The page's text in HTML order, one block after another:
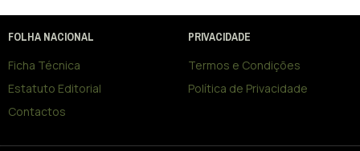
FOLHA NACIONAL
Ficha Técnica
Estatuto Editorial
Contactos
PRIVACIDADE
Termos e Condições
Política de Privacidade